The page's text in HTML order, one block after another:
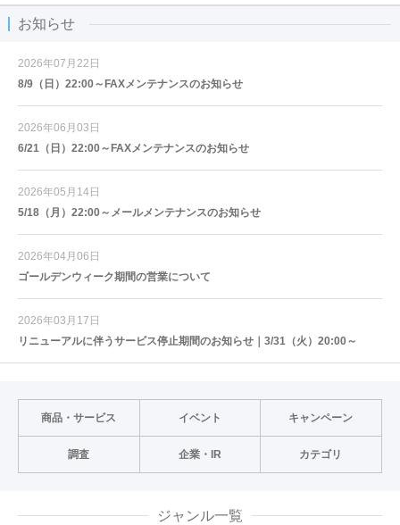
お知らせ
2026年07月22日
8/9（日）22:00～FAXメンテナンスのお知らせ
2026年06月03日
6/21（日）22:00～FAXメンテナンスのお知らせ
2026年05月14日
5/18（月）22:00～メールメンテナンスのお知らせ
2026年04月06日
ゴールデンウィーク期間の営業について
2026年03月17日
リニューアルに伴うサービス停止期間のお知らせ｜3/31（火）20:00～
商品・サービス イベント キャンペーン
調査 企業・IR カテゴリ
ジャンル一覧